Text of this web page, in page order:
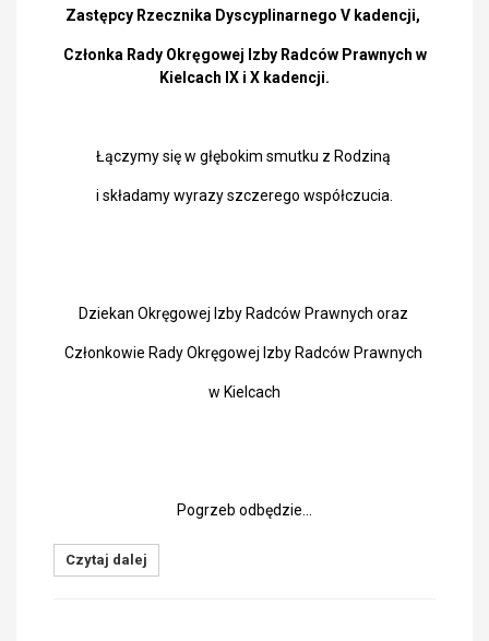
Zastępcy Rzecznika Dyscyplinarnego V kadencji,
Członka Rady Okręgowej Izby Radców Prawnych w
Kielcach IX i X kadencji.
Łączymy się w głębokim smutku z Rodziną
i składamy wyrazy szczerego współczucia.
Dziekan Okręgowej Izby Radców Prawnych oraz
Członkowie Rady Okręgowej Izby Radców Prawnych
w Kielcach
Pogrzeb odbędzie…
Czytaj dalej